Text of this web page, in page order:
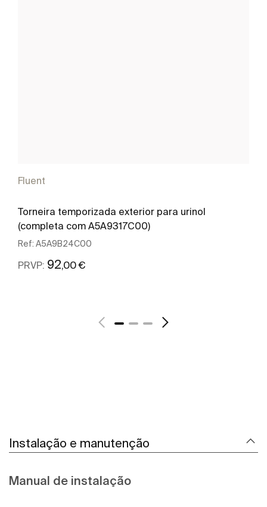
Fluent
Torneira temporizada exterior para urinol
(completa com A5A9317C00)
Ref: A5A9B24C00
PRVP: 92,00 €
Instalação e manutenção
Manual de instalação